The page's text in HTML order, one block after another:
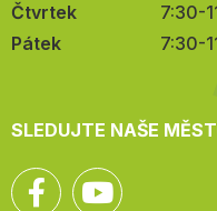
Čtvrtek
7:30-
Pátek
7:30-
SLEDUJTE NAŠE
Facebook